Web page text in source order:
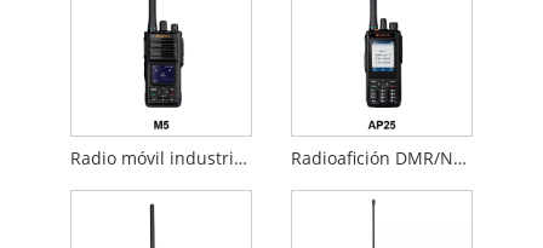
Radio móvil industrial Dmr Radioafición DMR/NXDN